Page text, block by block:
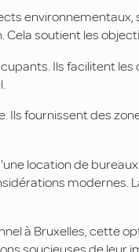
soutient les
Ils facilitent
fournissent des
location de
modernes.
à Bruxelles, cette